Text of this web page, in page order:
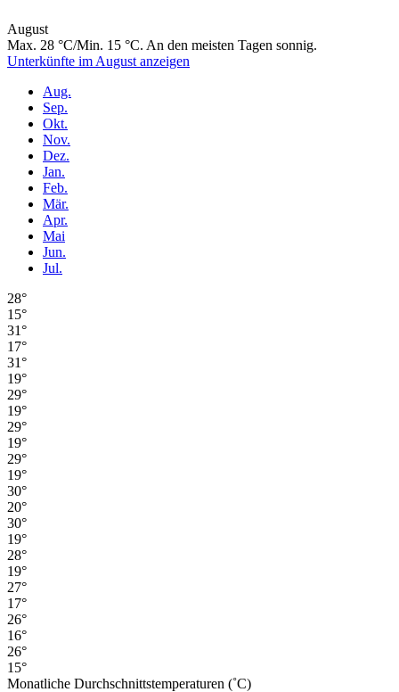
August
Max. 28 °C/Min. 15 °C. An den meisten Tagen sonnig.
Unterkünfte im August anzeigen
Aug.
Sep.
Okt.
Nov.
Dez.
Jan.
Feb.
Mär.
Apr.
Mai
Jun.
Jul.
28°
15°
31°
17°
31°
19°
29°
19°
29°
19°
29°
19°
30°
20°
30°
19°
28°
19°
27°
17°
26°
16°
26°
15°
Monatliche Durchschnittstemperaturen (˚C)